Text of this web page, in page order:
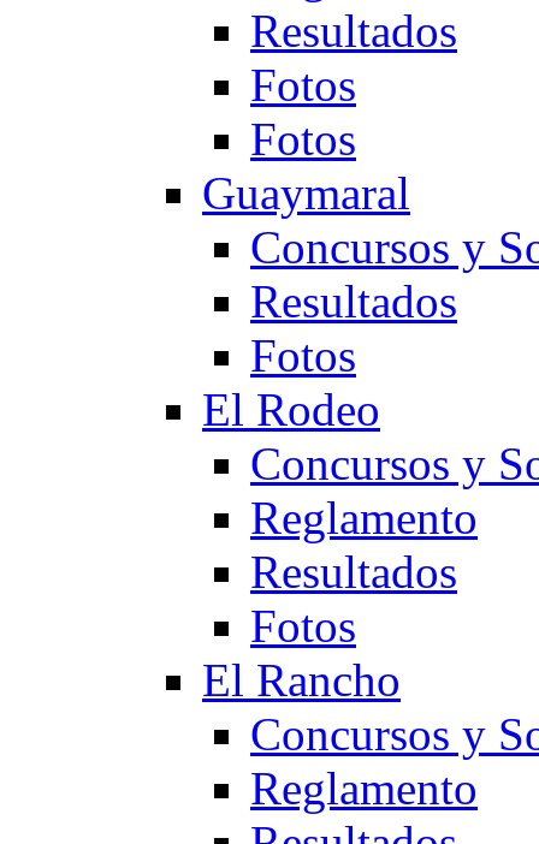
Resultados
Fotos
Fotos
Guaymaral
Concursos y
Resultados
Fotos
El Rodeo
Concursos y
Reglamento
Resultados
Fotos
El Rancho
Concursos y
Reglamento